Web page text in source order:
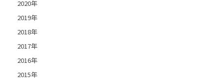
2020年
2019年
2018年
2017年
2016年
2015年